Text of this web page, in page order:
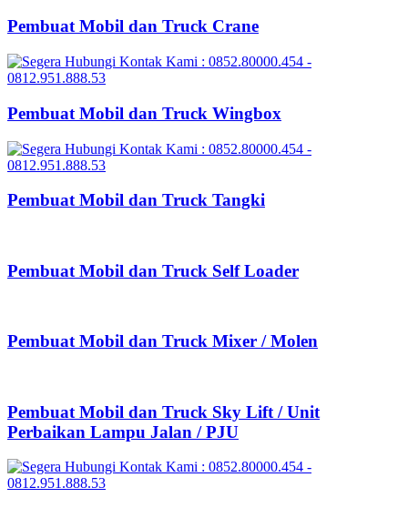
Pembuat Mobil dan Truck Crane
Pembuat Mobil dan Truck Wingbox
Pembuat Mobil dan Truck Tangki
Pembuat Mobil dan Truck Self Loader
Pembuat Mobil dan Truck Mixer / Molen
Pembuat Mobil dan Truck Sky Lift / Unit
Perbaikan Lampu Jalan / PJU